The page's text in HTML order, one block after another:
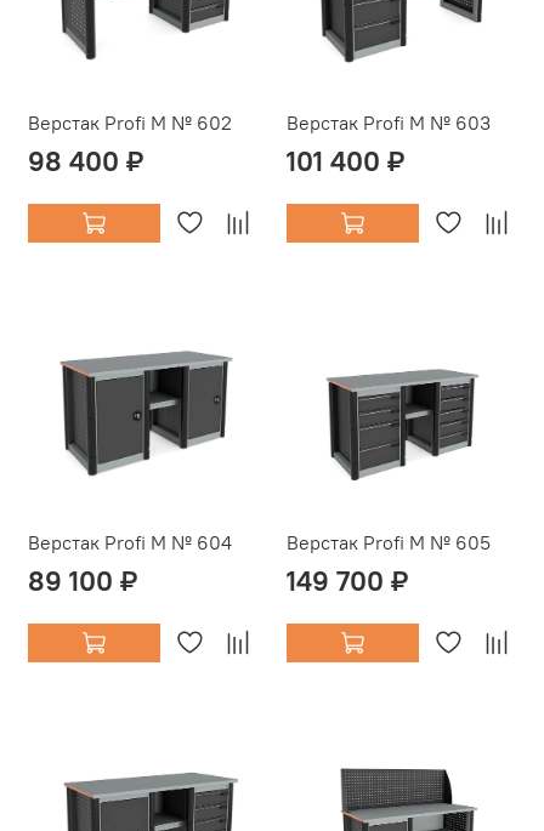
Верстак Profi M № 602
98 400 ₽
Верстак Profi M № 603
101 400 ₽
Верстак Profi M № 604
89 100 ₽
Верстак Profi M № 605
149 700 ₽